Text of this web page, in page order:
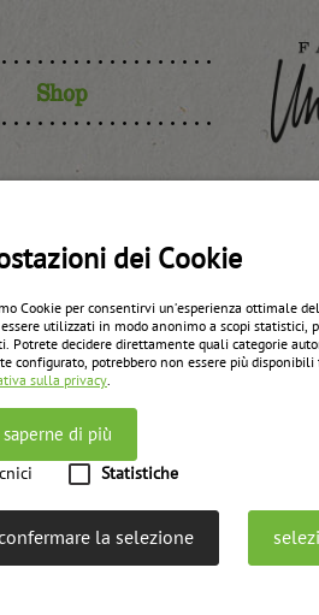
dei Cookie
Cookie per consentirvi un’esperienza ottimale
essere utilizzati in modo anonimo a scopi statistici,
Potrete decidere direttamente quali categorie
configurato, potrebbero non essere più
sulla privacy.
saperne di più
Statistiche
la selezione
Shop